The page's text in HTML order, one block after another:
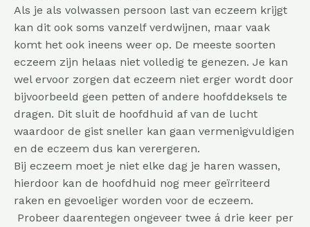
Als je als volwassen persoon last van eczeem krijgt
kan dit ook soms vanzelf verdwijnen, maar vaak
komt het ook ineens weer op. De meeste soorten
eczeem zijn helaas niet volledig te genezen. Je kan
wel ervoor zorgen dat eczeem niet erger wordt door
bijvoorbeeld geen petten of andere hoofddeksels te
dragen. Dit sluit de hoofdhuid af van de lucht
waardoor de gist sneller kan gaan vermenigvuldigen
en de eczeem dus kan verergeren.
Bij eczeem moet je niet elke dag je haren wassen,
hierdoor kan de hoofdhuid nog meer geïrriteerd
raken en gevoeliger worden voor de eczeem.
Probeer daarentegen ongeveer twee á drie keer per